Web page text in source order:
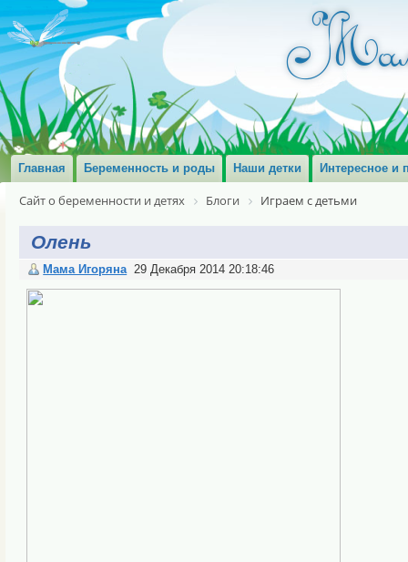
Главная Беременность и роды Наши детки Интересное и
Сайт о беременности и детях Блоги Играем с детьми
Олень
Мама Игоряна 29 Декабря 2014 20:18:46